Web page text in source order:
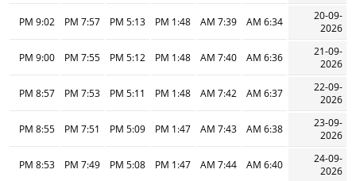
20-09-
2026
6:34 AM
7:39 AM
1:48 PM
5:13 PM
7:57 PM
9:02 PM
21-09-
2026
6:36 AM
7:40 AM
1:48 PM
5:12 PM
7:55 PM
9:00 PM
22-09-
2026
6:37 AM
7:42 AM
1:48 PM
5:11 PM
7:53 PM
8:57 PM
23-09-
2026
6:38 AM
7:43 AM
1:47 PM
5:09 PM
7:51 PM
8:55 PM
24-09-
2026
6:40 AM
7:44 AM
1:47 PM
5:08 PM
7:49 PM
8:53 PM